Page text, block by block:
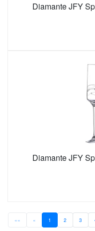
Diamante JFY
Diamante JFY
«« « 1 2 3